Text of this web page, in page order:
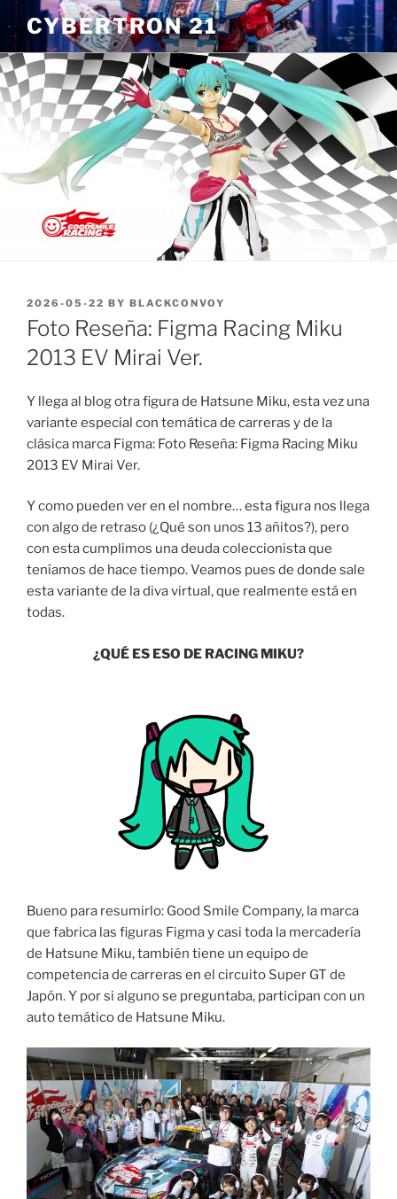
Skip
to
content
CYBERTRON 21
POSTED
ON
2026-05-22 BY BLACKCONVOY
Foto Reseña: Figma Racing Miku
2013 EV Mirai Ver.
Y llega al blog otra figura de Hatsune Miku, esta vez una
variante especial con temática de carreras y de la
clásica marca Figma: Foto Reseña: Figma Racing Miku
2013 EV Mirai Ver.
Y como pueden ver en el nombre… esta figura nos llega
con algo de retraso (¿Qué son unos 13 añitos?), pero
con esta cumplimos una deuda coleccionista que
teníamos de hace tiempo. Veamos pues de donde sale
esta variante de la diva virtual, que realmente está en
todas.
¿QUÉ ES ESO DE RACING MIKU?
Bueno para resumirlo: Good Smile Company, la marca
que fabrica las figuras Figma y casi toda la mercadería
de Hatsune Miku, también tiene un equipo de
competencia de carreras en el circuito Super GT de
Japón. Y por si alguno se preguntaba, participan con un
auto temático de Hatsune Miku.